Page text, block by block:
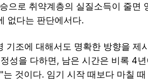
으로 취약계층의 실질소득이 줄면
없다는 판단에서다.
기조에 대해서도 명확한 방향을 제
성을 다하면, 남은 시간은 비록 4
것이다. 임기 시작 때보다 마칠